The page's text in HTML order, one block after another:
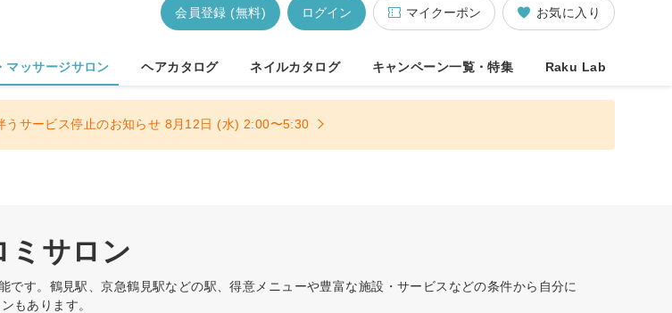
お気に入り
マイクーポン
ログイン
会員登録 (無料)
マッサージサロン ヘアカタログ ネイルカタログ キャンペーン一覧・特集 Raku Lab
うサービス停止のお知らせ 8月12日 (水) 2:00〜5:30
ミサロン
です。鶴見駅、京急鶴見駅などの駅、得意メニューや豊富な施設・サービスなどの条件から自分に
もあります。